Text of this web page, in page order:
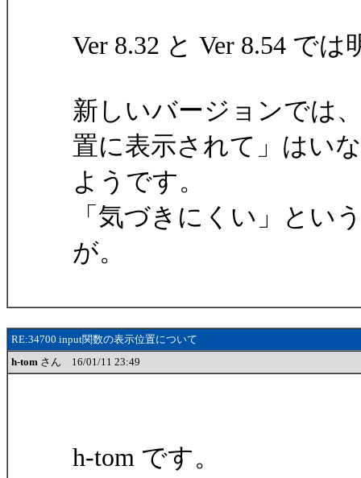
Ver 8.32 と Ver 8.54 で
新しいバージョンでは
置に表示されて」はい
ようです。
「気づきにくい」とい
が。
RE:34700 input関数の表示位置について
h-tom さん 16/01/11 23:49
h-tom です。